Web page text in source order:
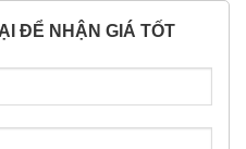
ĐỂ NHẬN GIÁ TỐT